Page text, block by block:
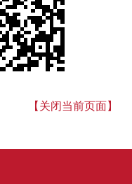
【关闭当前页面】